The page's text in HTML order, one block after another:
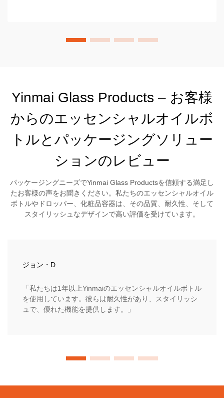
Yinmai Glass Products – お客様
からのエッセンシャルオイルボ
トルとパッケージングソリュー
ションのレビュー
パッケージングニーズでYinmai Glass Productsを信頼する満足し
たお客様の声をお聞きください。私たちのエッセンシャルオイル
ボトルやドロッパー、化粧品容器は、その品質、耐久性、そして
スタイリッシュなデザインで高い評価を受けています。
ジョン・D
「私たちは1年以上Yinmaiのエッセンシャルオイルボトル
を使用しています。彼らは耐久性があり、スタイリッシ
ュで、優れた機能を提供します。」